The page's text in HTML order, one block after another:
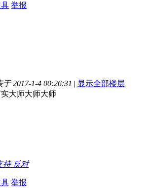
举报
于 2017-1-4 00:26:31 | 显示全部楼层
大师大师大师
持 反对
举报